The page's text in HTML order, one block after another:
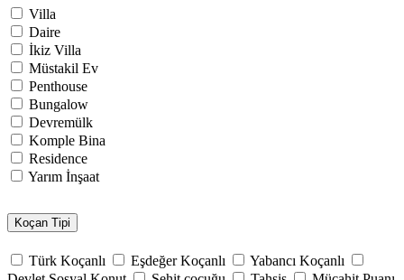
Villa
Daire
İkiz Villa
Müstakil Ev
Penthouse
Bungalow
Devremülk
Komple Bina
Residence
Yarım İnşaat
Koçan Tipi
Türk Koçanlı Eşdeğer Koçanlı
Yabancı Koçanlı